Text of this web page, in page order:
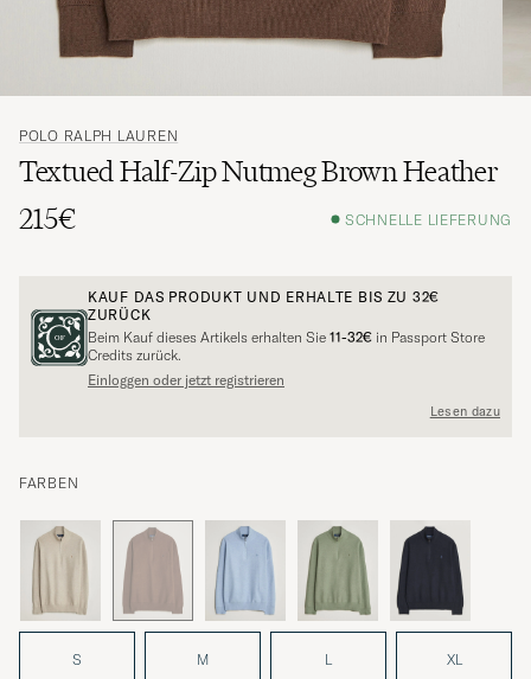
POLO RALPH LAUREN
Textued Half-Zip Nutmeg Brown Heather
215€
SCHNELLE LIEFERUNG
KAUF DAS PRODUKT UND ERHALTE BIS ZU 32€
ZURÜCK
Beim Kauf dieses Artikels erhalten Sie 11-32€ in Passport Store
Credits zurück.
Einloggen oder jetzt registrieren
Lesen dazu
FARBEN
S M L XL